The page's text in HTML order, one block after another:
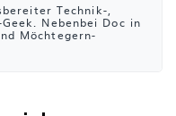
Technik-,
Nebenbei Doc in
Möchtegern-